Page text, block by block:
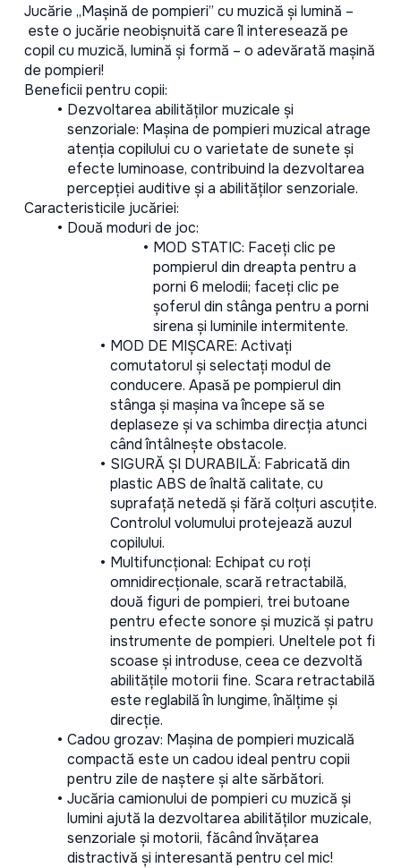
Jucărie „Mașină de pompieri” cu muzică și lumină –
este o jucărie neobișnuită care îl interesează pe
copil cu muzică, lumină și formă – o adevărată mașină
de pompieri!
Beneficii pentru copii:
Dezvoltarea abilităților muzicale și
senzoriale: Mașina de pompieri muzical atrage
atenția copilului cu o varietate de sunete și
efecte luminoase, contribuind la dezvoltarea
percepției auditive și a abilităților senzoriale.
Caracteristicile jucăriei:
Două moduri de joc:
MOD STATIC: Faceți clic pe
pompierul din dreapta pentru a
porni 6 melodii; faceți clic pe
șoferul din stânga pentru a porni
sirena și luminile intermitente.
MOD DE MIȘCARE: Activați
comutatorul și selectați modul de
conducere. Apasă pe pompierul din
stânga și mașina va începe să se
deplaseze și va schimba direcția atunci
când întâlnește obstacole.
SIGURĂ ȘI DURABILĂ: Fabricată din
plastic ABS de înaltă calitate, cu
suprafață netedă și fără colțuri ascuțite.
Controlul volumului protejează auzul
copilului.
Multifuncțional: Echipat cu roți
omnidirecționale, scară retractabilă,
două figuri de pompieri, trei butoane
pentru efecte sonore și muzică și patru
instrumente de pompieri. Uneltele pot fi
scoase și introduse, ceea ce dezvoltă
abilitățile motorii fine. Scara retractabilă
este reglabilă în lungime, înălțime și
direcție.
Cadou grozav: Mașina de pompieri muzicală
compactă este un cadou ideal pentru copii
pentru zile de naștere și alte sărbători.
Jucăria camionului de pompieri cu muzică și
lumini ajută la dezvoltarea abilităților muzicale,
senzoriale și motorii, făcând învățarea
distractivă și interesantă pentru cel mic!